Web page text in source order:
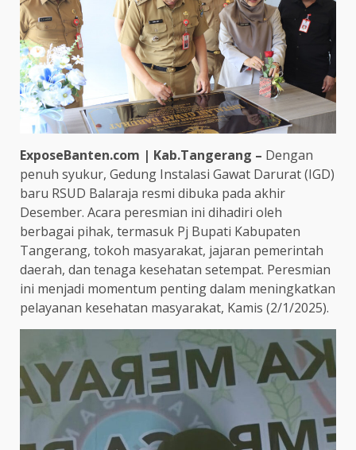
ExposeBanten.com | Kab.Tangerang – Dengan
penuh syukur, Gedung Instalasi Gawat Darurat (IGD)
baru RSUD Balaraja resmi dibuka pada akhir
Desember. Acara peresmian ini dihadiri oleh
berbagai pihak, termasuk Pj Bupati Kabupaten
Tangerang, tokoh masyarakat, jajaran pemerintah
daerah, dan tenaga kesehatan setempat. Peresmian
ini menjadi momentum penting dalam meningkatkan
pelayanan kesehatan masyarakat, Kamis (2/1/2025).